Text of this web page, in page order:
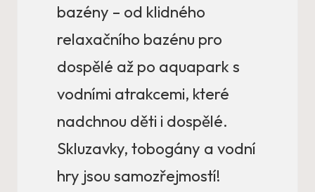
bazény – od klidného
relaxačního bazénu pro
dospělé až po aquapark s
vodními atrakcemi, které
nadchnou děti i dospělé.
Skluzavky, tobogány a vodní
hry jsou samozřejmostí!